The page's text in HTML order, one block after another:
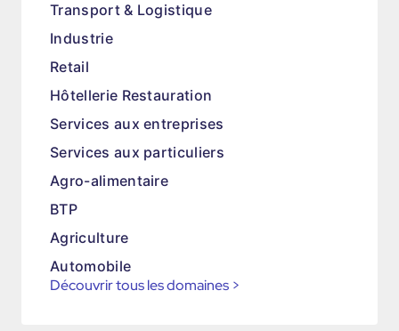
Transport & Logistique
Industrie
Retail
Hôtellerie Restauration
Services aux entreprises
Services aux particuliers
Agro-alimentaire
BTP
Agriculture
Automobile
Découvrir tous les domaines >